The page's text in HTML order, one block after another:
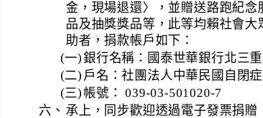
金，現場退還〉，並贈送路跑紀
品及抽獎獎品等，此等均賴社會
助者，捐款帳戶如下：
(一)銀行名稱：國泰世華銀行北三
(二) 戶名：社團法人中華民國自閉
(三) 帳號： 039-03-501020-7
六、 承上，同步歡迎透過電子發票捐